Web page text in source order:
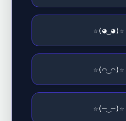
☆(◕‿◕)☆
☆(⌒‿⌒)☆
☆(─‿─)☆